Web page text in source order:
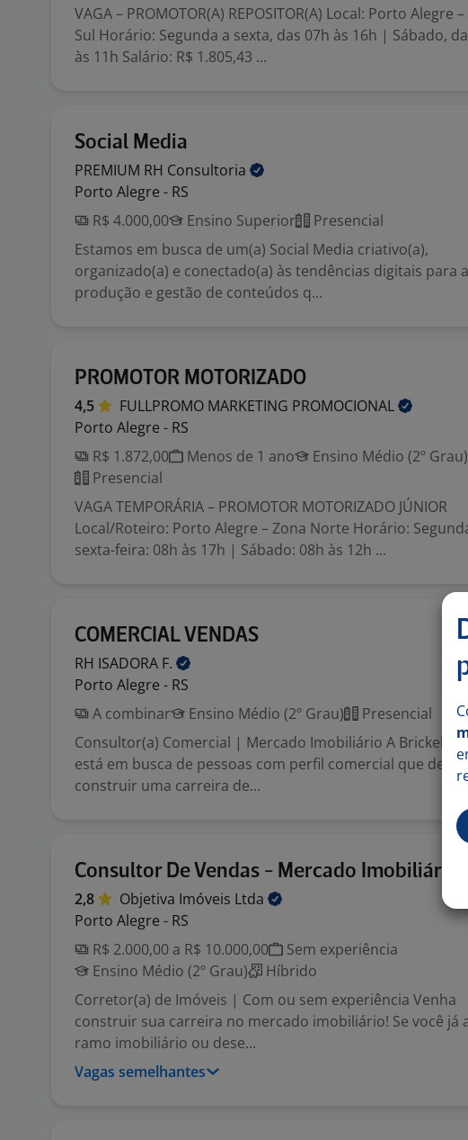
VAGA – PROMOTOR(A) REPOSITOR(A) Local: Porto Alegre
Sul Horário: Segunda a sexta, das 07h às 16h | Sábado,
às 11h Salário: R$ 1.805,43 ...
Social Media
PREMIUM RH Consultoria
Porto Alegre - RS
R$ 4.000,00
Ensino Superior
Presencial
Estamos em busca de um(a) Social Media criativo(a),
organizado(a) e conectado(a) às tendências digitais para
produção e gestão de conteúdos q...
PROMOTOR MOTORIZADO
4,5 FULLPROMO MARKETING PROMOCIONAL
Porto Alegre - RS
R$ 1.872,00
Menos de 1 ano
Ensino Médio (2º Grau)
Presencial
VAGA TEMPORÁRIA – PROMOTOR MOTORIZADO JÚNIOR
Local/Roteiro: Porto Alegre – Zona Norte Horário:
sexta-feira: 08h às 17h | Sábado: 08h às 12h ...
COMERCIAL VENDAS
RH ISADORA F.
Porto Alegre - RS
A combinar
Ensino Médio (2º Grau)
Presencial
Consultor(a) Comercial | Mercado Imobiliário A Brickell
está em busca de pessoas com perfil comercial que
construir uma carreira de...
Consultor De Vendas - Mercado Imobiliário
2,8 Objetiva Imóveis Ltda
Porto Alegre - RS
R$ 2.000,00 a R$ 10.000,00
Sem experiência
Ensino Médio (2º Grau)
Híbrido
Corretor(a) de Imóveis | Com ou sem experiência Venha
construir sua carreira no mercado imobiliário! Se você já
ramo imobiliário ou dese...
Vagas semelhantes